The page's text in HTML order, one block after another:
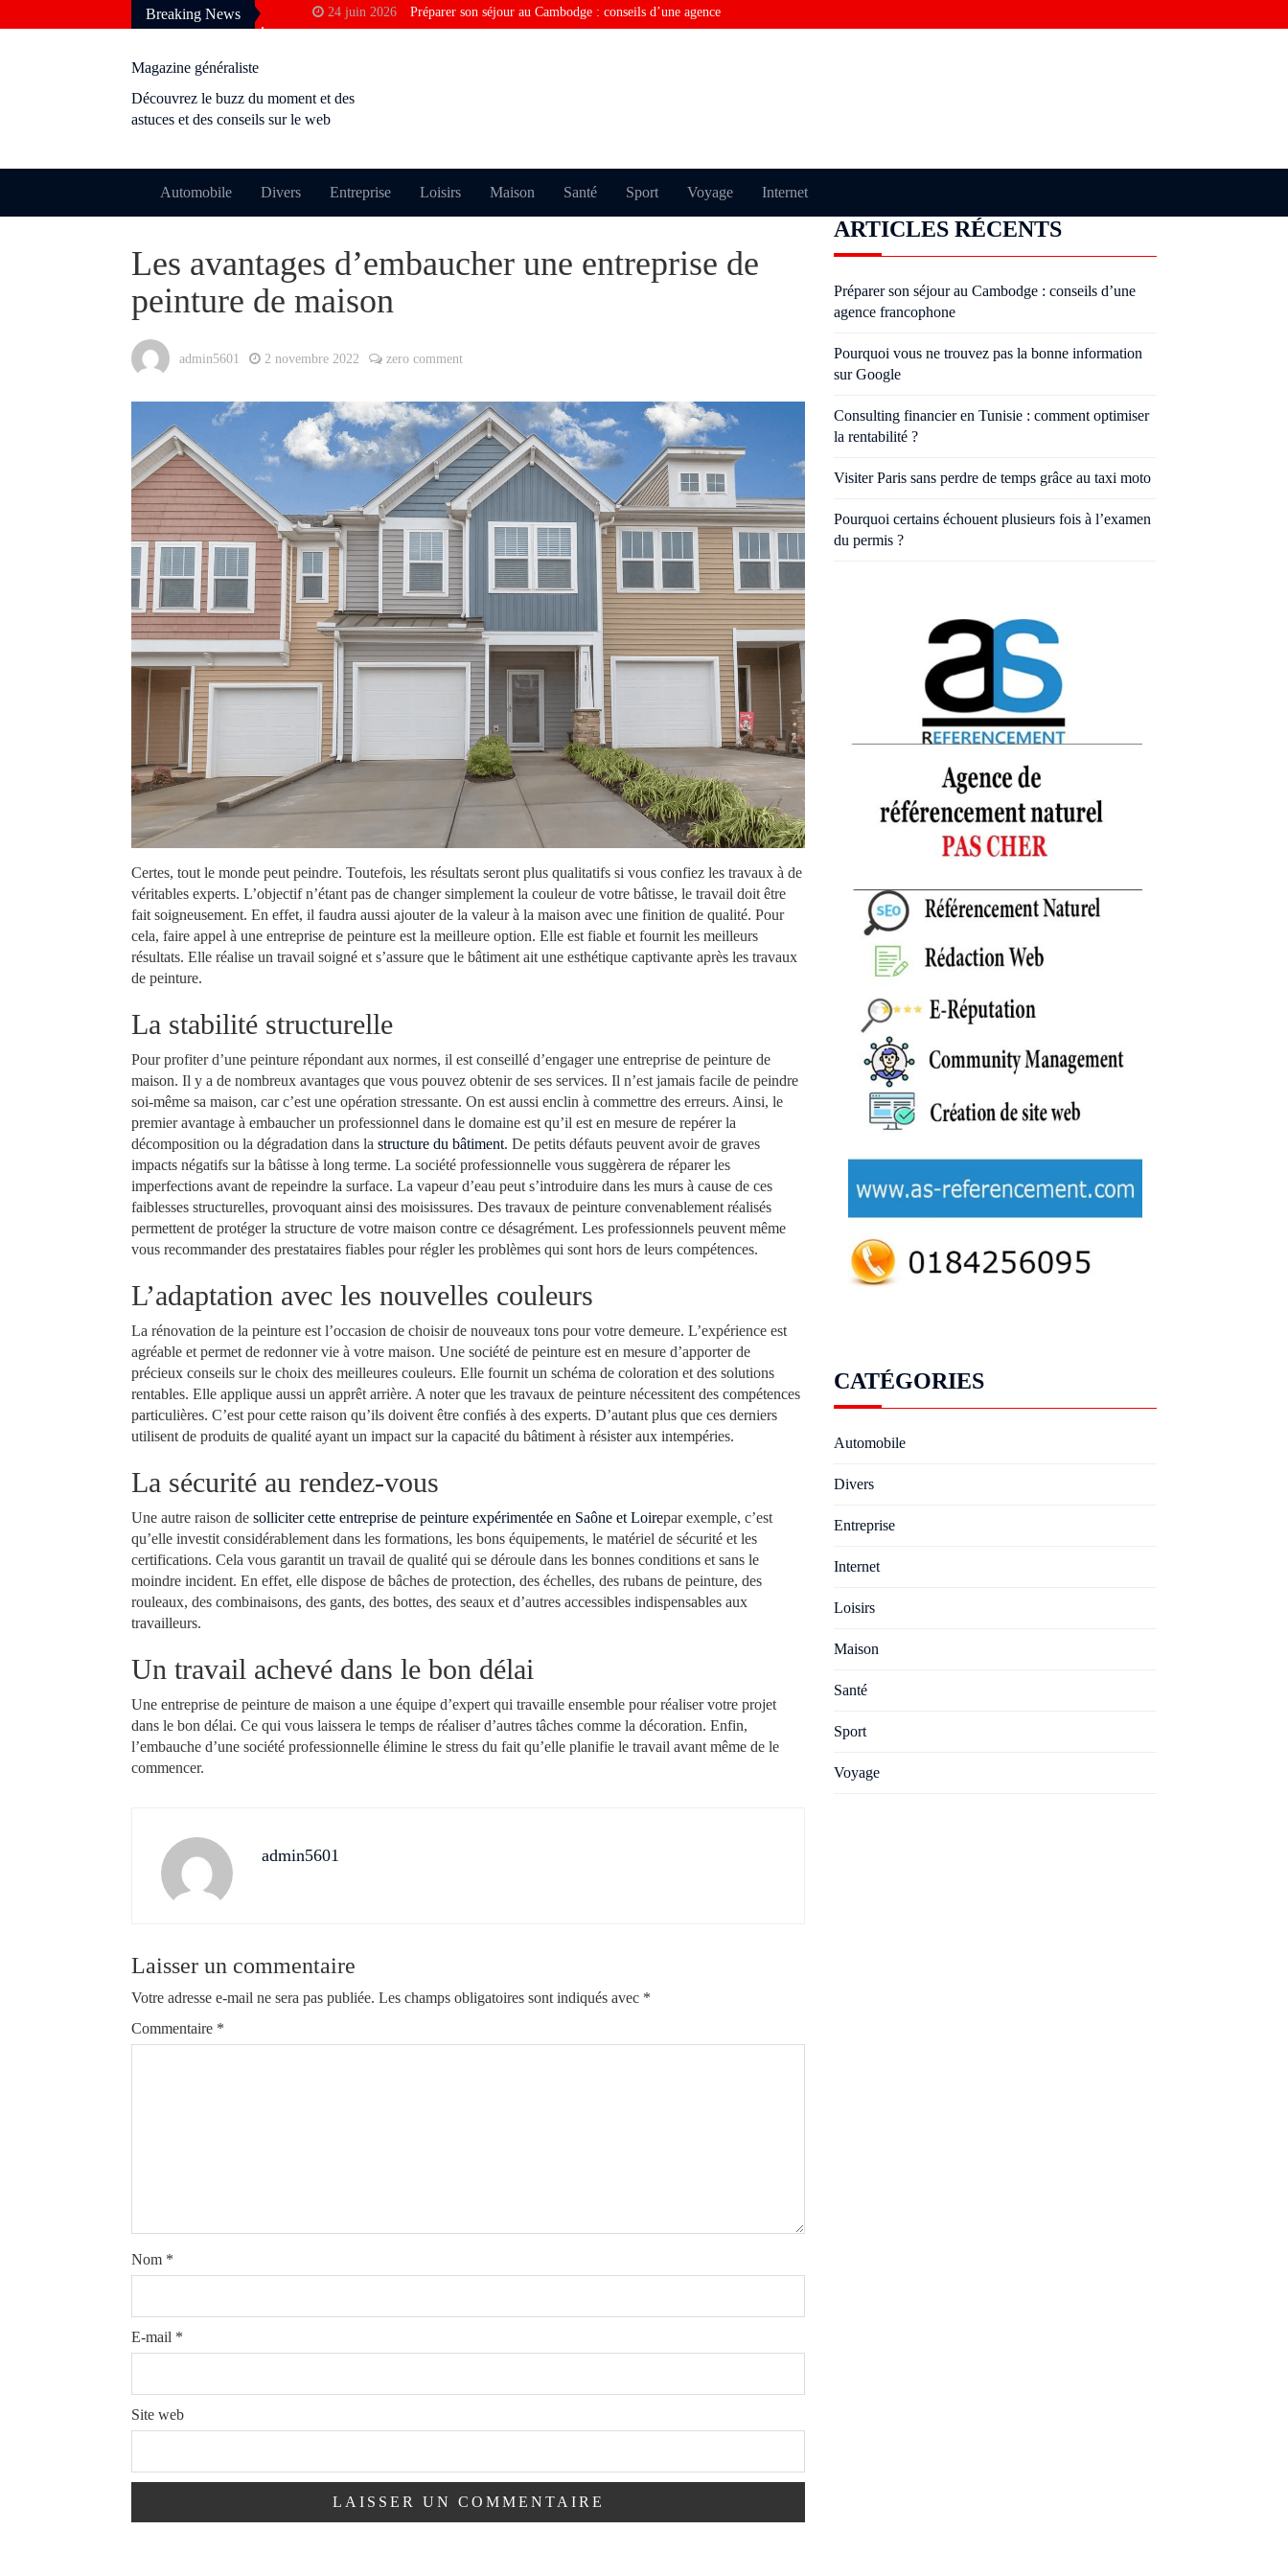
Breaking News 24 juin 2026
Préparer son séjour au Cambodge : conseils d’une agence
10 décembre 2025
perdre le cachet
Magazine généraliste
Découvrez le buzz du moment et des
astuces et des conseils sur le web
Automobile Divers Entreprise Loisirs Maison Santé Sport Voyage Internet
Les avantages d’embaucher une entreprise de
peinture de maison
admin5601 2 novembre 2022 zero comment
Certes, tout le monde peut peindre. Toutefois, les résultats seront plus qualitatifs si vous confiez les travaux à de
véritables experts. L’objectif n’étant pas de changer simplement la couleur de votre bâtisse, le travail doit être
fait soigneusement. En effet, il faudra aussi ajouter de la valeur à la maison avec une finition de qualité. Pour
cela, faire appel à une entreprise de peinture est la meilleure option. Elle est fiable et fournit les meilleurs
résultats. Elle réalise un travail soigné et s’assure que le bâtiment ait une esthétique captivante après les travaux
de peinture.
La stabilité structurelle
Pour profiter d’une peinture répondant aux normes, il est conseillé d’engager une entreprise de peinture de
maison. Il y a de nombreux avantages que vous pouvez obtenir de ses services. Il n’est jamais facile de peindre
soi-même sa maison, car c’est une opération stressante. On est aussi enclin à commettre des erreurs. Ainsi, le
premier avantage à embaucher un professionnel dans le domaine est qu’il est en mesure de repérer la
décomposition ou la dégradation dans la structure du bâtiment. De petits défauts peuvent avoir de graves
impacts négatifs sur la bâtisse à long terme. La société professionnelle vous suggèrera de réparer les
imperfections avant de repeindre la surface. La vapeur d’eau peut s’introduire dans les murs à cause de ces
faiblesses structurelles, provoquant ainsi des moisissures. Des travaux de peinture convenablement réalisés
permettent de protéger la structure de votre maison contre ce désagrément. Les professionnels peuvent même
vous recommander des prestataires fiables pour régler les problèmes qui sont hors de leurs compétences.
L’adaptation avec les nouvelles couleurs
La rénovation de la peinture est l’occasion de choisir de nouveaux tons pour votre demeure. L’expérience est
agréable et permet de redonner vie à votre maison. Une société de peinture est en mesure d’apporter de
précieux conseils sur le choix des meilleures couleurs. Elle fournit un schéma de coloration et des solutions
rentables. Elle applique aussi un apprêt arrière. A noter que les travaux de peinture nécessitent des compétences
particulières. C’est pour cette raison qu’ils doivent être confiés à des experts. D’autant plus que ces derniers
utilisent de produits de qualité ayant un impact sur la capacité du bâtiment à résister aux intempéries.
La sécurité au rendez-vous
Une autre raison de solliciter cette entreprise de peinture expérimentée en Saône et Loirepar exemple, c’est
qu’elle investit considérablement dans les formations, les bons équipements, le matériel de sécurité et les
certifications. Cela vous garantit un travail de qualité qui se déroule dans les bonnes conditions et sans le
moindre incident. En effet, elle dispose de bâches de protection, des échelles, des rubans de peinture, des
rouleaux, des combinaisons, des gants, des bottes, des seaux et d’autres accessibles indispensables aux
travailleurs.
Un travail achevé dans le bon délai
Une entreprise de peinture de maison a une équipe d’expert qui travaille ensemble pour réaliser votre projet
dans le bon délai. Ce qui vous laissera le temps de réaliser d’autres tâches comme la décoration. Enfin,
l’embauche d’une société professionnelle élimine le stress du fait qu’elle planifie le travail avant même de le
commencer.
admin5601
Laisser un commentaire
Votre adresse e-mail ne sera pas publiée. Les champs obligatoires sont indiqués avec *
Commentaire *
Nom *
E-mail *
Site web
ARTICLES RÉCENTS
Préparer son séjour au Cambodge : conseils d’une
agence francophone
Pourquoi vous ne trouvez pas la bonne information
sur Google
Consulting financier en Tunisie : comment optimiser
la rentabilité ?
Visiter Paris sans perdre de temps grâce au taxi moto
Pourquoi certains échouent plusieurs fois à l’examen
du permis ?
CATÉGORIES
Automobile
Divers
Entreprise
Internet
Loisirs
Maison
Santé
Sport
Voyage